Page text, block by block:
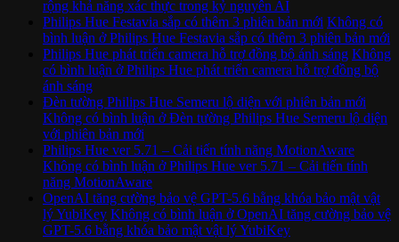
rộng khả năng xác thực trong kỷ nguyên AI
Philips Hue Festavia sắp có thêm 3 phiên bản mới Không có
bình luận ở Philips Hue Festavia sắp có thêm 3 phiên bản mới
Philips Hue phát triển camera hỗ trợ đồng bộ ánh sáng Không
có bình luận ở Philips Hue phát triển camera hỗ trợ đồng bộ
ánh sáng
Đèn tường Philips Hue Semeru lộ diện với phiên bản mới
Không có bình luận ở Đèn tường Philips Hue Semeru lộ diện
với phiên bản mới
Philips Hue ver 5.71 – Cải tiến tính năng MotionAware
Không có bình luận ở Philips Hue ver 5.71 – Cải tiến tính
năng MotionAware
OpenAI tăng cường bảo vệ GPT-5.6 bằng khóa bảo mật vật
lý YubiKey Không có bình luận ở OpenAI tăng cường bảo vệ
GPT-5.6 bằng khóa bảo mật vật lý YubiKey